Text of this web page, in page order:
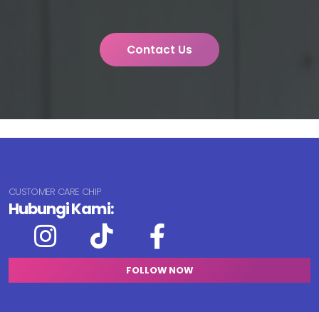
Contact Us
CUSTOMER CARE CHIP
Hubungi Kami:
FOLLOW NOW